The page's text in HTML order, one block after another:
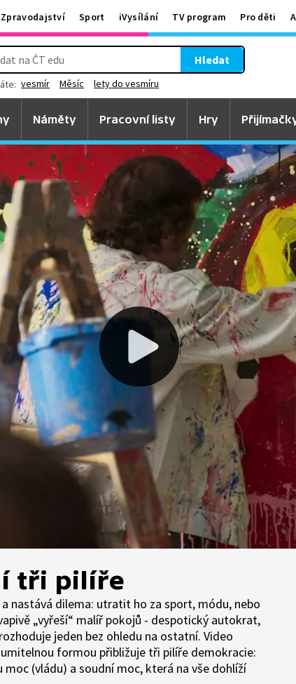
Zpravodajství Sport iVysílání TV program Pro děti
Hledat
vesmír Měsíc lety do vesmíru
Náměty Pracovní listy Hry
tři pilíře
nastává dilema: utratit ho za sport, módu, nebo
„vyřeší“ malíř pokojů - despotický autokrat,
jeden bez ohledu na ostatní. Video
formou přibližuje tři pilíře demokracie:
(vládu) a soudní moc, která na vše dohlíží